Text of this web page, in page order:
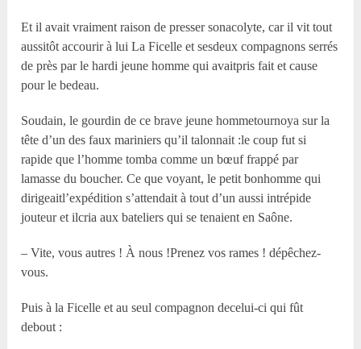
Et il avait vraiment raison de presser sonacolyte, car il vit tout
aussitôt accourir à lui La Ficelle et sesdeux compagnons serrés
de près par le hardi jeune homme qui avaitpris fait et cause
pour le bedeau.
Soudain, le gourdin de ce brave jeune hommetournoya sur la
tête d’un des faux mariniers qu’il talonnait :le coup fut si
rapide que l’homme tomba comme un bœuf frappé par
lamasse du boucher. Ce que voyant, le petit bonhomme qui
dirigeaitl’expédition s’attendait à tout d’un aussi intrépide
jouteur et ilcria aux bateliers qui se tenaient en Saône.
– Vite, vous autres ! À nous !Prenez vos rames ! dépêchez-
vous.
Puis à la Ficelle et au seul compagnon decelui-ci qui fût
debout :